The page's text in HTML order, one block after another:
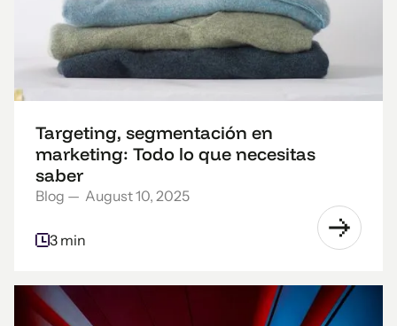
Targeting, segmentación en
marketing: Todo lo que necesitas
saber
Blog — August 10, 2025
3 min